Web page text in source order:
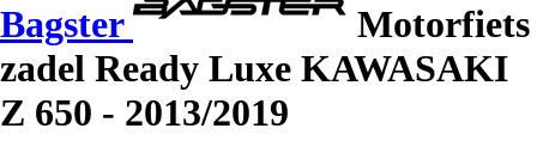
Bagster
Motorfiets
zadel Ready Luxe KAWASAKI
Z 650 - 2013/2019